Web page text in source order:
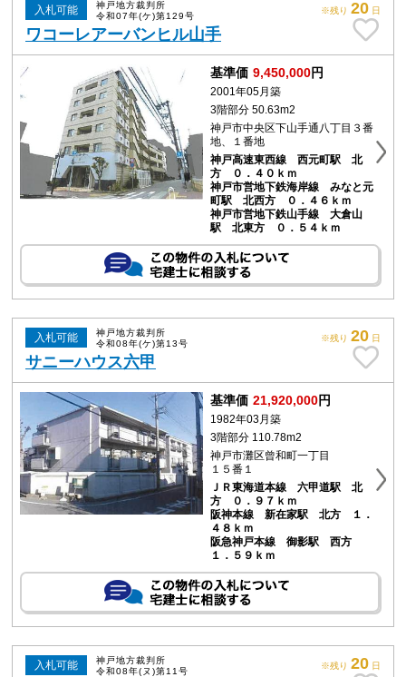
入札可能
神戸地方裁判所
令和07年(ケ)第129号
ワコーレアーバンヒル山手
※残り20 日
基準価 9,450,000円
2001年05月築
3階部分 50.63m2
神戸市中央区下山手通八丁目３番
地、１番地
神戸高速東西線 西元町駅 北
方 ０．４０ｋｍ
神戸市営地下鉄海岸線 みなと元
町駅 北西方 ０．４６ｋｍ
神戸市営地下鉄山手線 大倉山
駅 北東方 ０．５４ｋｍ
入札可能
神戸地方裁判所
令和08年(ケ)第13号
サニーハウス六甲
※残り20 日
基準価 21,920,000円
1982年03月築
3階部分 110.78m2
神戸市灘区曾和町一丁目
１５番１
ＪＲ東海道本線 六甲道駅 北
方 ０．９７ｋｍ
阪神本線 新在家駅 北方 １．
４８ｋｍ
阪急神戸本線 御影駅 西方
１．５９ｋｍ
入札可能
神戸地方裁判所
令和08年(ヌ)第11号
※残り20 日